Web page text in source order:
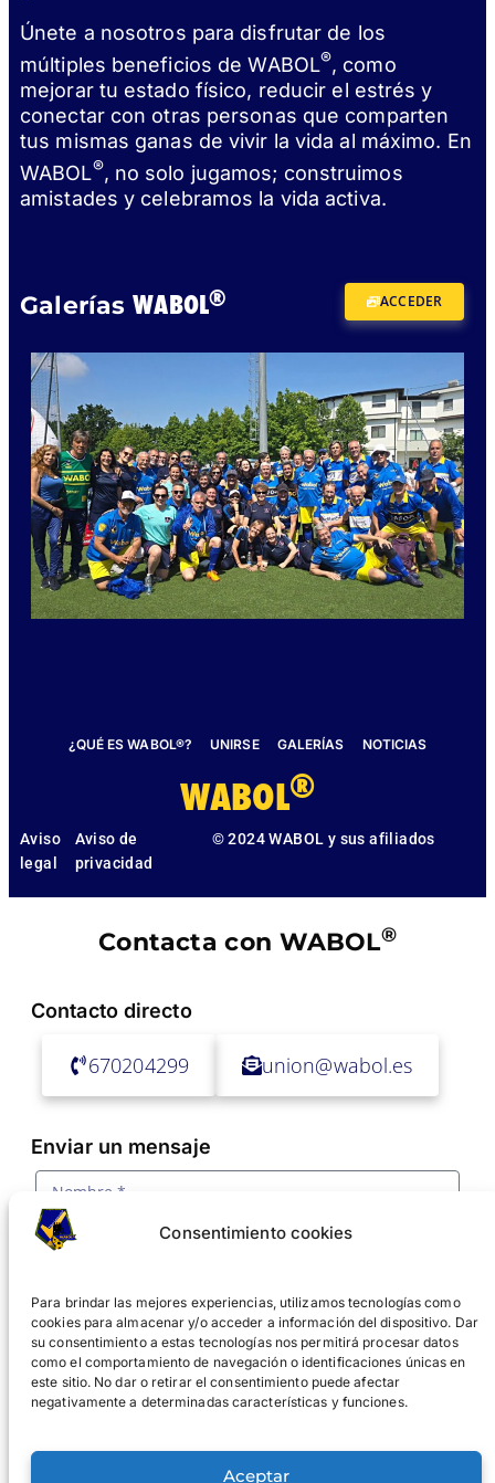
Consentimiento cookies
Para brindar las mejores experiencias, utilizamos tecnologías como
cookies para almacenar y/o acceder a información del dispositivo. Dar
su consentimiento a estas tecnologías nos permitirá procesar datos
como el comportamiento de navegación o identificaciones únicas en
este sitio. No dar o retirar el consentimiento puede afectar
negativamente a determinadas características y funciones.
Aceptar
Únete a nosotros para disfrutar de los
múltiples beneficios de WABOL®, como
mejorar tu estado físico, reducir el estrés y
conectar con otras personas que comparten
tus mismas ganas de vivir la vida al máximo. En
WABOL®, no solo jugamos; construimos
amistades y celebramos la vida activa.
GaleríasWABOL® ACCEDER
¿QUÉ ES WABOL®? UNIRSE GALERÍAS NOTICIAS
WABOL®
Aviso
legal
Aviso de
privacidad
© 2024 WABOL y sus afiliados
Contacta con WABOL®
Contacto directo
670204299 union@wabol.es
Enviar un mensaje